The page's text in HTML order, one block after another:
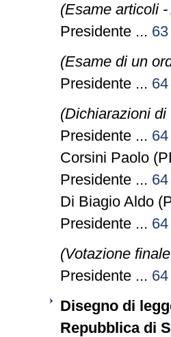
(Esame articoli
Presidente ... 63
(Esame di un
Presidente ... 64
(Dichiarazioni
Presidente ... 64
Corsini Paolo
Presidente ... 64
Di Biagio Aldo
Presidente ... 64
(Votazione
Presidente ... 64
Disegno di
Repubblica di